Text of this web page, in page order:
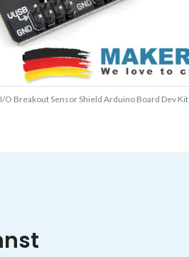
O Breakout Sensor Shield Arduino Board Dev Kit